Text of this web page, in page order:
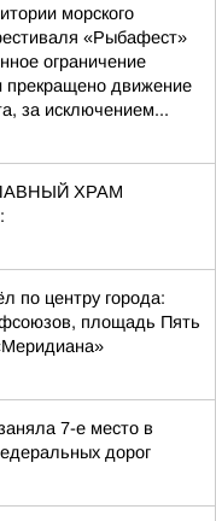
морского
«Рыбафест»
ограничение
прекращено движение
за исключением...
ХРАМ
по центру города:
площадь Пять
7-е место в
дорог